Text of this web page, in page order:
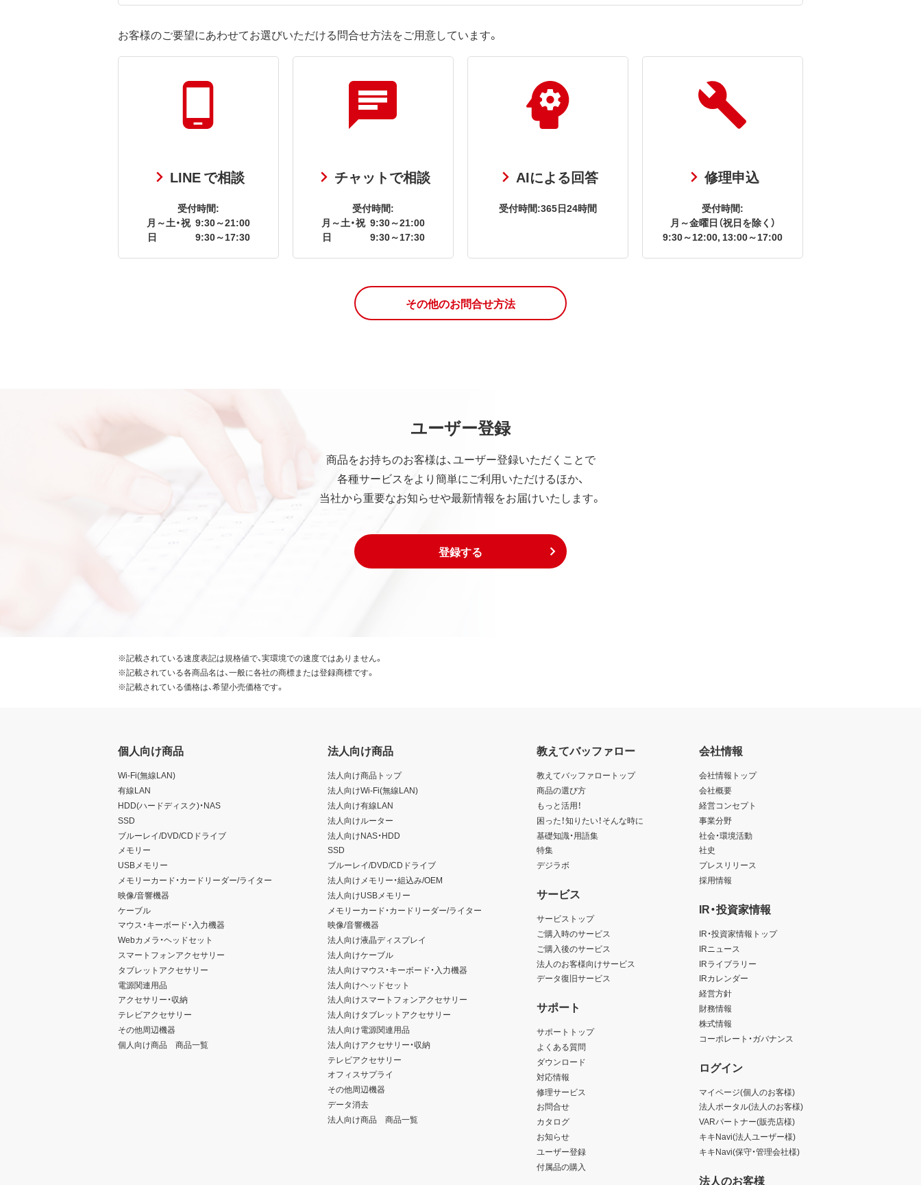
お客様のご要望にあわせてお選びいただける問合せ方法をご用意しています。
LINE で相談
受付時間:
月～土・祝 9:30～21:00
日
9:30～17:30
チャットで相談
受付時間:
月～土・祝 9:30～21:00
日
9:30～17:30
AIによる回答
受付時間:365日24時間
修理申込
受付時間:
月～金曜日（祝日を除く）
9:30～12:00, 13:00～17:00
その他のお問合せ方法
ユーザー登録
商品をお持ちのお客様は、ユーザー登録いただくことで
各種サービスをより簡単にご利用いただけるほか、
当社から重要なお知らせや最新情報をお届けいたします。
登録する
※記載されている速度表記は規格値で、実環境での速度ではありません。
※記載されている各商品名は、一般に各社の商標または登録商標です。
※記載されている価格は、希望小売価格です。
個人向け商品
Wi-Fi(無線LAN)
有線LAN
HDD(ハードディスク)・NAS
SSD
ブルーレイ/DVD/CDドライブ
メモリー
USBメモリー
メモリーカード・カードリーダー/ライター
映像/音響機器
ケーブル
マウス・キーボード・入力機器
Webカメラ・ヘッドセット
スマートフォンアクセサリー
タブレットアクセサリー
電源関連用品
アクセサリー・収納
テレビアクセサリー
その他周辺機器
個人向け商品 商品一覧
法人向け商品
法人向け商品トップ
法人向けWi-Fi(無線LAN)
法人向け有線LAN
法人向けルーター
法人向けNAS・HDD
SSD
ブルーレイ/DVD/CDドライブ
法人向けメモリー・組込み/OEM
法人向けUSBメモリー
メモリーカード・カードリーダー/ライター
映像/音響機器
法人向け液晶ディスプレイ
法人向けケーブル
法人向けマウス・キーボード・入力機器
法人向けヘッドセット
法人向けスマートフォンアクセサリー
法人向けタブレットアクセサリー
法人向け電源関連用品
法人向けアクセサリー・収納
テレビアクセサリー
オフィスサプライ
その他周辺機器
データ消去
法人向け商品 商品一覧
教えてバッファロー
教えてバッファロートップ
商品の選び方
もっと活用！
困った！知りたい！そんな時に
基礎知識・用語集
特集
デジラボ
サービス
サービストップ
ご購入時のサービス
ご購入後のサービス
法人のお客様向けサービス
データ復旧サービス
サポート
サポートトップ
よくある質問
ダウンロード
対応情報
修理サービス
お問合せ
カタログ
お知らせ
ユーザー登録
付属品の購入
会社情報
会社情報トップ
会社概要
経営コンセプト
事業分野
社会・環境活動
社史
プレスリリース
採用情報
IR・投資家情報
IR・投資家情報トップ
IRニュース
IRライブラリー
IRカレンダー
経営方針
財務情報
株式情報
コーポレート・ガバナンス
ログイン
マイページ(個人のお客様)
法人ポータル(法人のお客様)
VARパートナー(販売店様)
キキNavi(法人ユーザー様)
キキNavi(保守・管理会社様)
法人のお客様